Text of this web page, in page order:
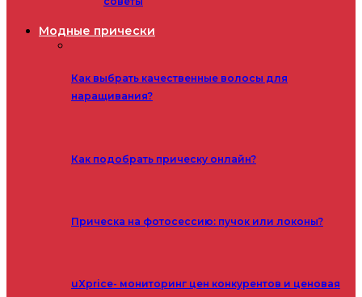
Модные прически
Как выбрать качественные волосы для
наращивания?
Как подобрать прическу онлайн?
Прическа на фотосессию: пучок или локоны?
uXprice- мониторинг цен конкурентов и ценовая